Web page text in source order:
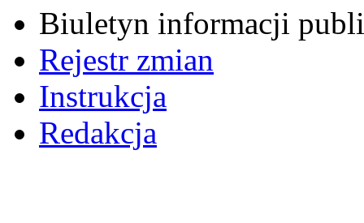
Biuletyn informacji
Rejestr zmian
Instrukcja
Redakcja